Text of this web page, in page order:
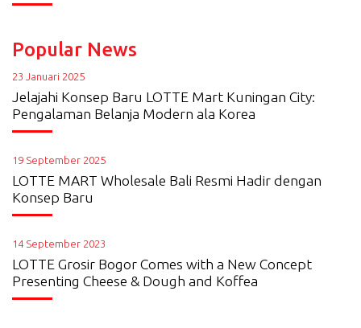
Popular News
23 Januari 2025
Jelajahi Konsep Baru LOTTE Mart Kuningan City:
Pengalaman Belanja Modern ala Korea
19 September 2025
LOTTE MART Wholesale Bali Resmi Hadir dengan
Konsep Baru
14 September 2023
LOTTE Grosir Bogor Comes with a New Concept
Presenting Cheese & Dough and Koffea